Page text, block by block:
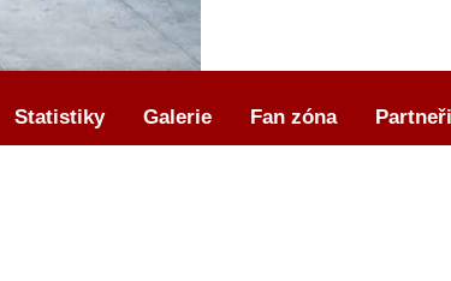
Statistiky Galerie Fan zóna Partneři